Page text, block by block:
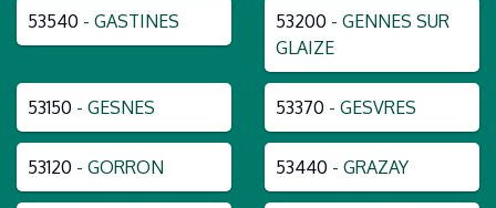
53540 - GASTINES 53200 - GENNES SUR
GLAIZE
53150 - GESNES 53370 - GESVRES
53120 - GORRON 53440 - GRAZAY